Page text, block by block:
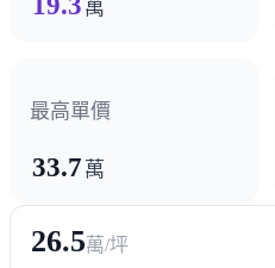
房價現省1百萬。首付3萬、
快預約！
接待中心：清水中山路(福宴
預約專線：09868-51888 轉
萬
最高單價
33.7 萬
26.5萬/坪